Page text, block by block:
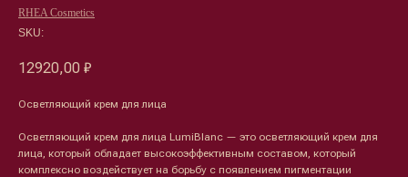
RHEA Cosmetics
SKU:
12920,00 ₽
Осветляющий крем для лица
Осветляющий крем для лица LumiBlanc — это осветляющий крем для
лица, который обладает высокоэффективным составом, который
комплексно воздействует на борьбу с появлением пигментации